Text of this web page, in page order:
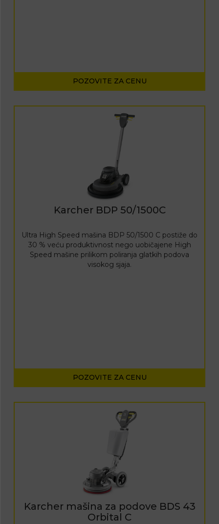
POZOVITE ZA CENU
Karcher BDP 50/1500C
Ultra High Speed mašina BDP 50/1500 C postiže do
30 % veću produktivnost nego uobičajene High
Speed mašine prilikom poliranja glatkih podova
visokog sjaja.
POZOVITE ZA CENU
Karcher mašina za podove BDS 43
Orbital C